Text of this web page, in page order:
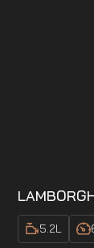
5.2L